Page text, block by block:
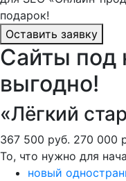
подарок!
Оставить заявку
Сайты
выгодно!
«Лёгкий
367 500 руб. 270 000
То, что нужно для
новый